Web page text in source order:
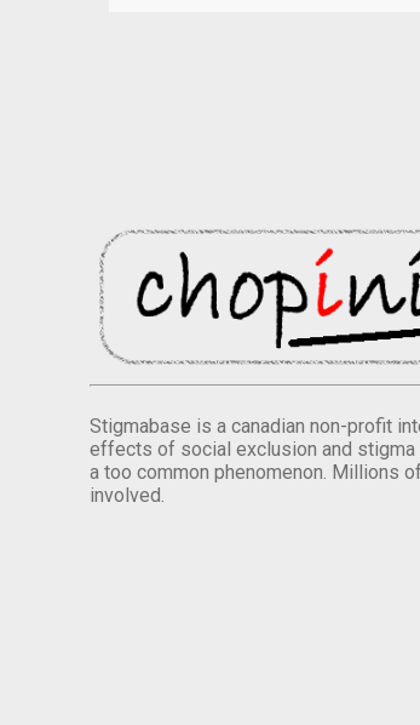
Stigmabase is a canadian non-profit
effects of social exclusion and stigma
a too common phenomenon. Millions
involved.